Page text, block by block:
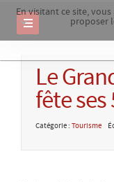
En visitant ce site,
proposer
Le
fête ses
Catégorie : Tourisme